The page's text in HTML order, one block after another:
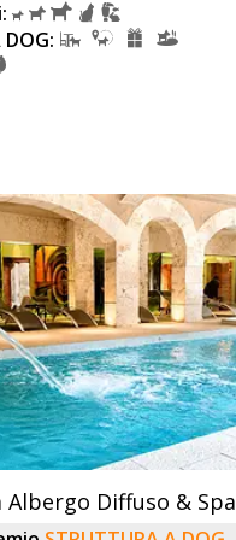
Diffuso & Spa